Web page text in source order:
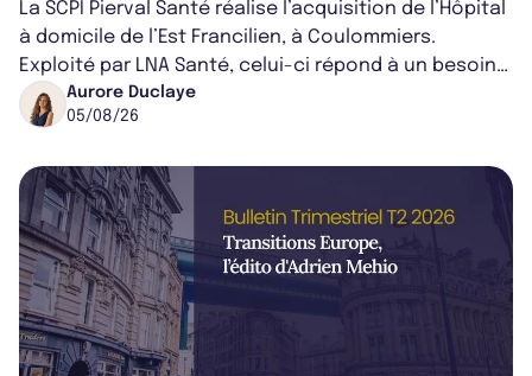
La SCPI Pierval Santé réalise l’acquisition de l’Hôpital
à domicile de l’Est Francilien, à Coulommiers.
Exploité par LNA Santé, celui-ci répond à un besoin
médical croissant, qui s...
Aurore Duclaye
05/08/26